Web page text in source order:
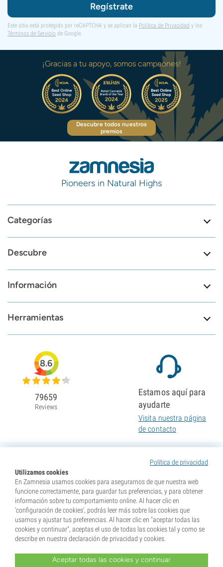
Regístrate
Este sitio está protegido por reCAPTCHA y se aplican la Política de Privacidad y los
Términos de Servicio de Google.
¡Gracias a tu apoyo, somos campeones!
Descubre todos nuestros
premios
Pioneers in Natural Highs
Categorías
Descubre
Información
Herramientas
Política de privacidad
Utilizamos cookies
En Zamnesia usamos cookies para asegurarnos de que nuestra web
funcione correctamente, para guardar tus preferencias, y para obtener
información sobre tu comportamiento online. Al hacer clic en
'configuración de cookies', podrás leer más sobre las cookies que
usamos y ajustar tus preferencias. Al hacer clic en "aceptar todas las
cookies y continuar", aceptas el uso de todas las cookies tal y como se
describe en nuestra declaración de privacidad y cookies.
Aceptar todas las cookies y continuar
8.6
79659
Reviews
Estamos aquí para
ayudarte
Visita nuestra página
de contacto
* Nuestras semillas se venden como suvenires. La germinación de semillas es ilegal en muchos